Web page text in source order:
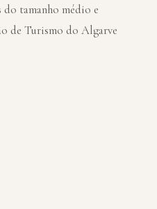
tamanho médio e
de Turismo do Algarve